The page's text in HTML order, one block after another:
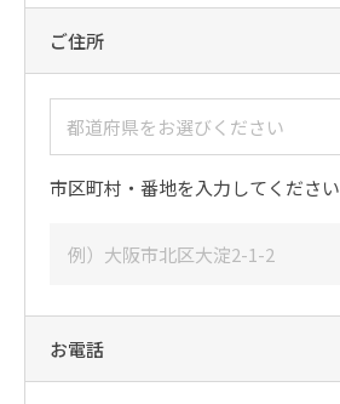
ご住所
市区町村・番地を入力してください
お電話